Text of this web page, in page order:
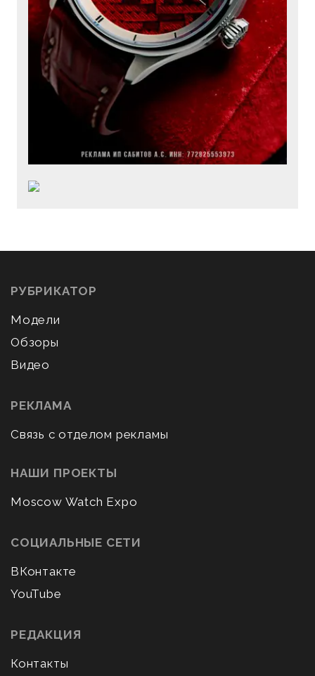
РУБРИКАТОР
Модели
Обзоры
Видео
РЕКЛАМА
Связь с отделом рекламы
НАШИ ПРОЕКТЫ
Moscow Watch Expo
СОЦИАЛЬНЫЕ СЕТИ
ВКонтакте
YouTube
РЕДАКЦИЯ
Контакты